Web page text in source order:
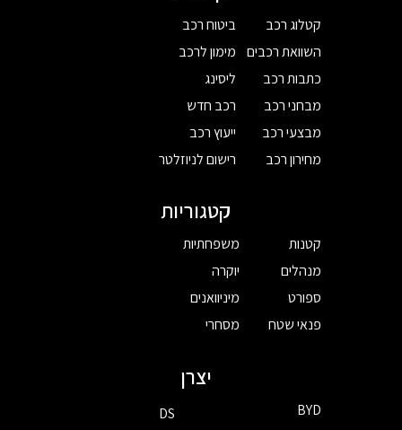
קטלוג רכב
השוואת רכבים
כתבות רכב
מבחני רכב
מבצעי רכב
מחירון רכב
ביטוח רכב
מימון לרכב
ליסינג
רכב חדש
ייעוץ רכב
רישום לניוזלטר
קטגוריות
קטנות
מנהלים
ספורט
פנאי שטח
משפחתיות
יוקרה
מיניוואנים
מסחרי
יצרן
BYD
DS